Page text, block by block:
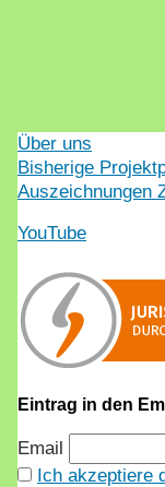
Über uns
Bisherige
Auszeichnungen
YouTube
Eintrag in den
Email
Ich akzeptiere